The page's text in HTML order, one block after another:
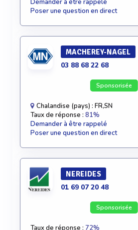
Demander à être rappelé
Poser une question en direct
MACHEREY-NAGEL
03 88 68 22 68
Sponsorisée
Chalandise (pays) : FR,SN
Taux de réponse : 81%
Demander à être rappelé
Poser une question en direct
NEREIDES
01 69 07 20 48
Sponsorisée
Taux de réponse : 72%